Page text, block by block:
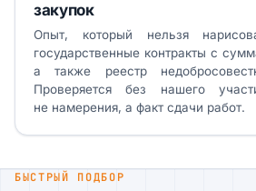
закупок
Опыт, который нельзя
государственные контракты с
а также реестр
Проверяется без нашего
не намерения, а факт сдачи работ.
БЫСТРЫЙ ПОДБОР